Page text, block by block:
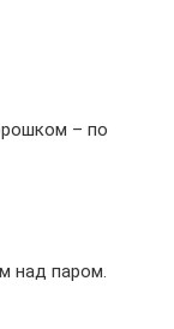
– по
над паром.